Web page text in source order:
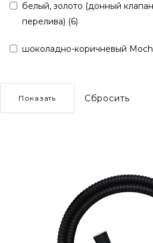
белый, золото (донный
перелива) (6)
шоколадно-коричневый